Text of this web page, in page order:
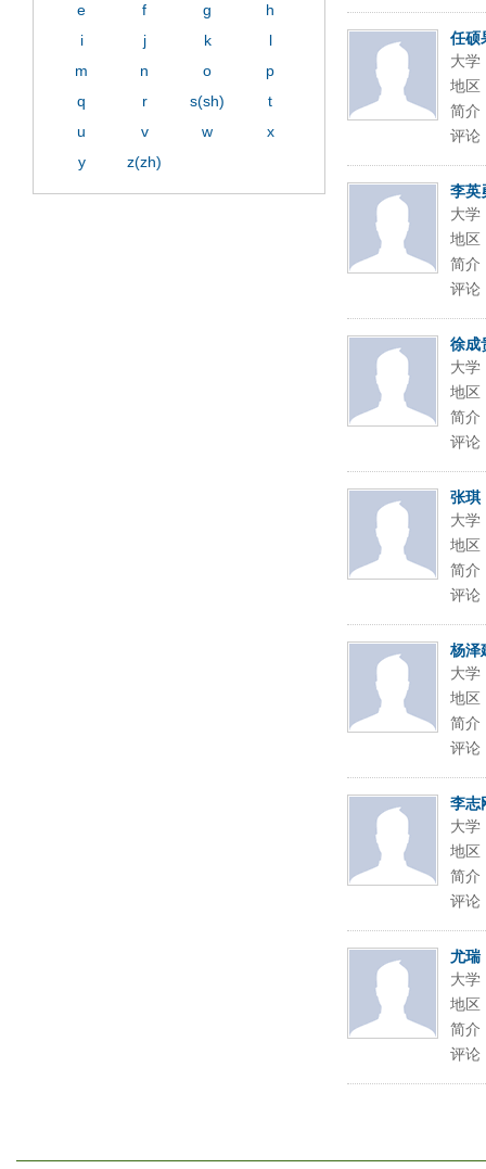
任硕
大学
地区
简介
评论
李英
大学
地区
简介
评论
徐成
大学
地区
简介
评论
张琪
大学
地区
简介
评论
杨泽
大学
地区
简介
评论
李志
大学
地区
简介
评论
尤瑞
大学
地区
简介
评论
e
f g
h
i
j k
l
m
n o
p
q
r s(sh)
t
u
v w
x
y
z(zh)